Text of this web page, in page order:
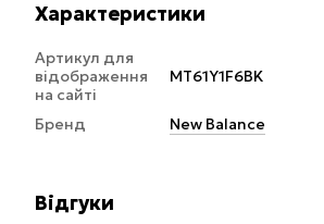
Характеристики
Артикул для
відображення
на сайті
MT61Y1F6BK
Бренд New Balance
Відгуки